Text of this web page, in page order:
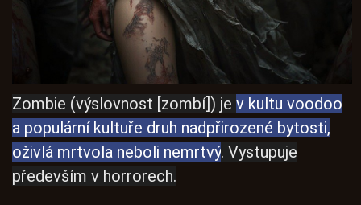
Zombie (výslovnost [zombí]) je v kultu voodoo
a populární kultuře druh nadpřirozené bytosti,
oživlá mrtvola neboli nemrtvý. Vystupuje
především v horrorech.